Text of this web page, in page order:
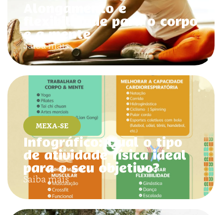
Alongamento e
flexibilidade para o corpo
e a mente
Saiba mais
MEXA-SE
Infográfico: Qual o tipo
de atividade física ideal
para o seu objetivo?
Saiba mais